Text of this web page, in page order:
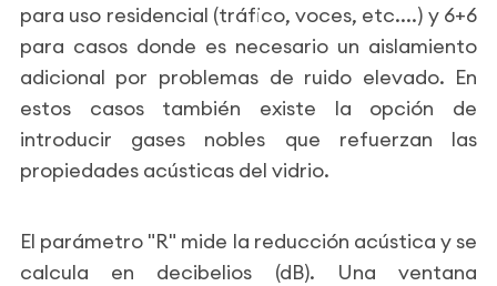
para uso residencial (tráfico, voces, etc....) y 6+6
para casos donde es necesario un aislamiento
adicional por problemas de ruido elevado. En
estos casos también existe la opción de
introducir gases nobles que refuerzan las
propiedades acústicas del vidrio.
El parámetro "R" mide la reducción acústica y se
calcula en decibelios (dB). Una ventana